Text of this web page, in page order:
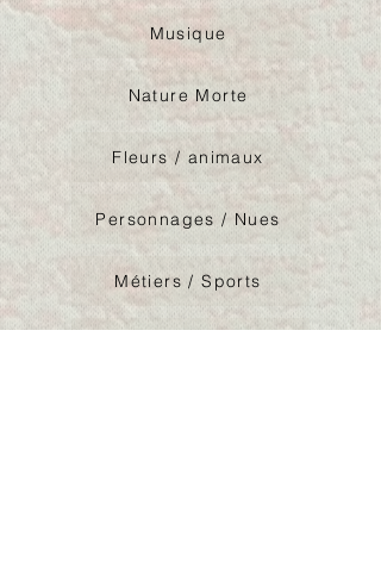
Musique
Nature Morte
Fleurs / animaux
Personnages / Nues
Métiers / Sports